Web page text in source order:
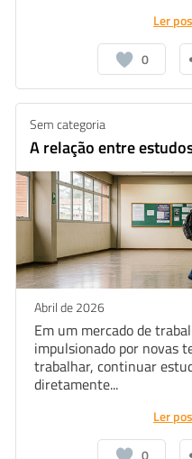
Ler
0
Sem categoria
A relação entre
Abril de 2026
Em um mercado de
impulsionado por novas
trabalhar, continuar
diretamente...
Ler
0